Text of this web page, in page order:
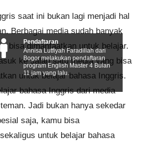
saat ini bukan lagi menjadi hal
Berbagai media sudah banyak
bisa dimanfaatkan untuk belajar.
ke salah satu media yang bisa
untuk belajar bahasa Inggris.
bahasa Inggris dari media
Jadi bukan hanya sekedar
saja, kamu bisa
untuk belajar bahasa
Pendaftaran
Annisa Lutfiyah Faradillah dari
Bogor melakukan pendaftaran
program English Master 4 Bulan
11 jam yang lalu.